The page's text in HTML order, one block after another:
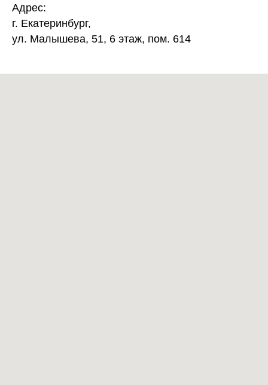
Адрес:
г. Екатеринбург,
ул. Малышева, 51, 6 этаж, пом. 614